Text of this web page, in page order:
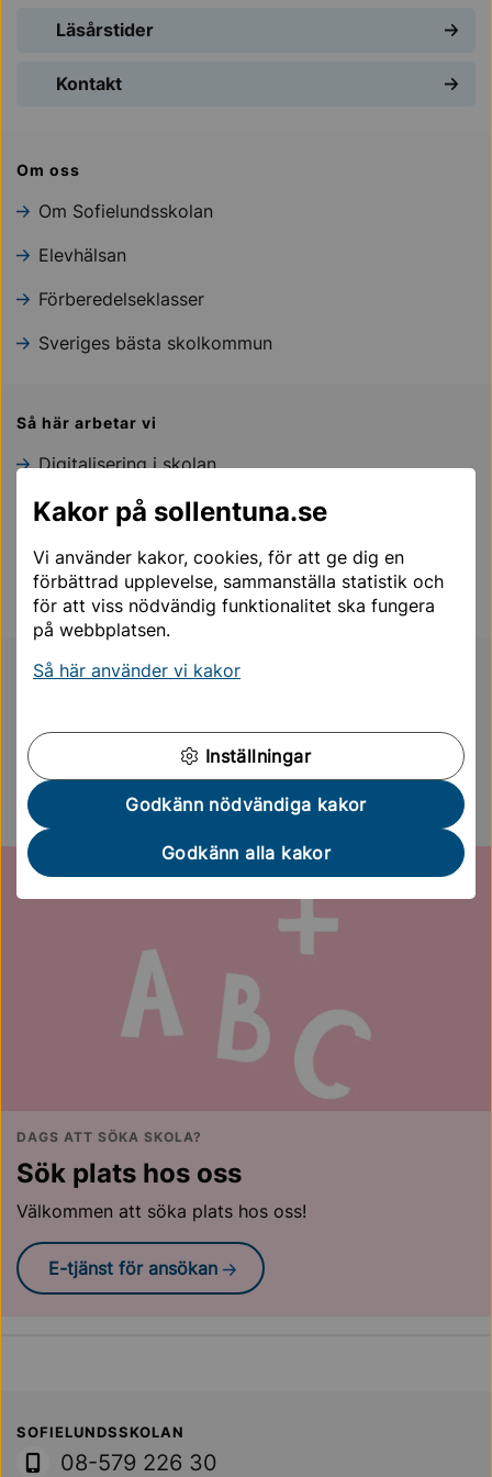
Kakor på sollentuna.se
Vi använder kakor, cookies, för att ge dig en
förbättrad upplevelse, sammanställa statistik och
för att viss nödvändig funktionalitet ska fungera
på webbplatsen.
Så här använder vi kakor
Inställningar
Godkänn nödvändiga kakor
Godkänn alla kakor
Läsårstider
Kontakt
Om oss
Om Sofielundsskolan
Elevhälsan
Förberedelseklasser
Sveriges bästa skolkommun
Så här arbetar vi
Digitalisering i skolan
En skola för alla
Hälsa och miljö
Trygghet och studiero
För dig som går på skolan
Information för dig som vårdnadshavare
DAGS ATT SÖKA SKOLA?
Sök plats hos oss
Välkommen att söka plats hos oss!
E-tjänst för ansökan
Sollentuna Kommun
SOFIELUNDSSKOLAN
08-579 226 30